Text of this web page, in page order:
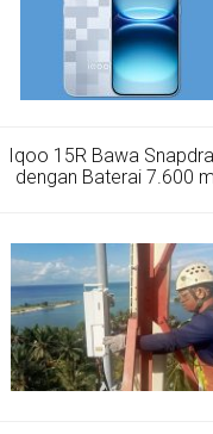
Iqoo 15R Bawa
dengan Baterai 7.600